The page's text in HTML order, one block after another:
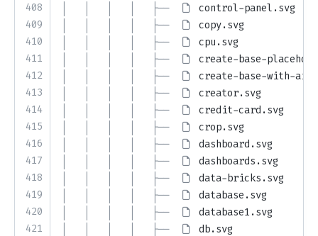
408
409
410
411
412
413
414
415
416
417
418
419
420
421
│   │   │   │   ├──
control-panel.svg
│   │   │   │   ├──
copy.svg
│   │   │   │   ├──
cpu.svg
│   │   │   │   ├──
create-base-
│   │   │   │   ├──
create-base-with-ai-
│   │   │   │   ├──
creator.svg
│   │   │   │   ├──
credit-card.svg
│   │   │   │   ├──
crop.svg
│   │   │   │   ├──
dashboard.svg
│   │   │   │   ├──
dashboards.svg
│   │   │   │   ├──
data-bricks.svg
│   │   │   │   ├──
database.svg
│   │   │   │   ├──
database1.svg
│   │   │   │   ├──
db.svg